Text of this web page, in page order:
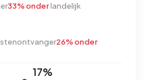
33% onderlandelijk
26% onder
17%